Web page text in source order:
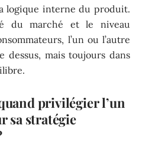
logique interne du produit.
du marché et le niveau
l’un ou l’autre
dessus, mais toujours dans
privilégier l’un
sa stratégie